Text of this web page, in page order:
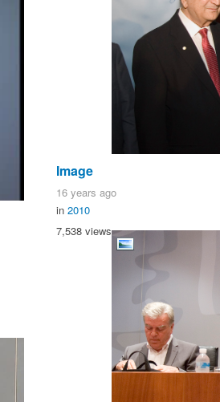
Image
16 years ago
in 2010
7,538 views